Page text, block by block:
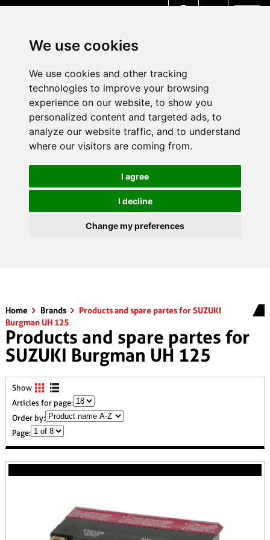
We use cookies
We use cookies and other tracking
technologies to improve your browsing
experience on our website, to show you
personalized content and targeted ads, to
analyze our website traffic, and to understand
where our visitors are coming from.
I agree
I decline
Change my preferences
Home Brands
Products and spare partes for SUZUKI
Burgman UH 125
Products and spare partes for
SUZUKI Burgman UH 125
Show
Articles for page:
Order by:
Page: